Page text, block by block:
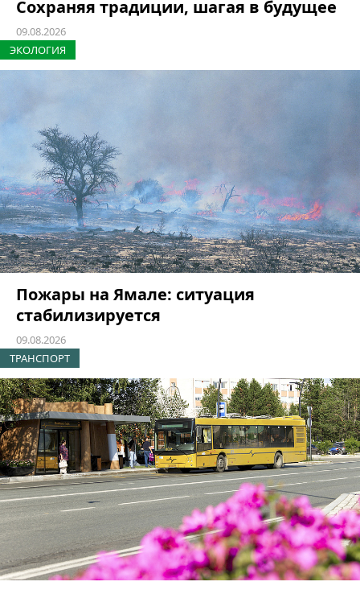
Сохраняя традиции, шагая в будущее
09.08.2026
ЭКОЛОГИЯ
Пожары на Ямале: ситуация
стабилизируется
09.08.2026
ТРАНСПОРТ